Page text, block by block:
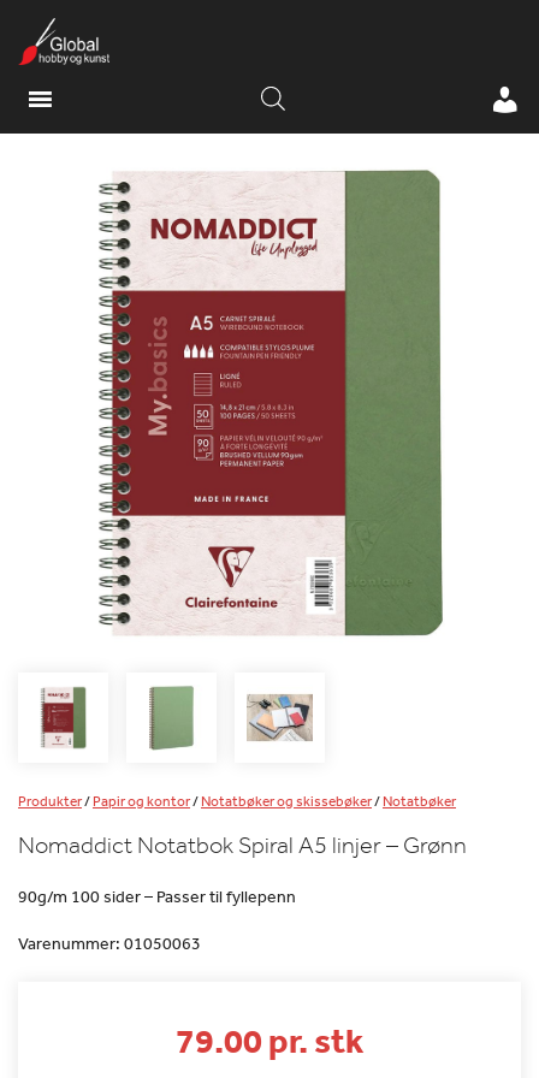
Produkter/Papir og kontor/Notatbøker og skissebøker/Notatbøker
Nomaddict Notatbok Spiral A5 linjer – Grønn
90g/m 100 sider – Passer til fyllepenn
Varenummer: 01050063
79.00 pr. stk